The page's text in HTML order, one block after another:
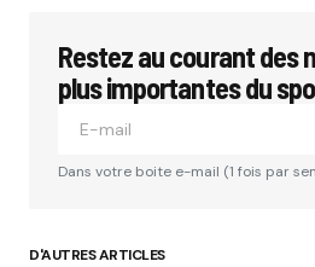
Restez au courant des
plus importantes du
Dans votre boite e-mail (1 fois par
D'AUTRES ARTICLES